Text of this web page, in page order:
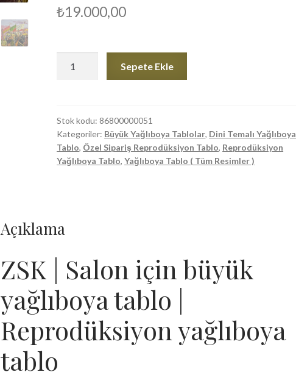
₺19.000,00
büyük
yağlıboya
tablo
|
|
x
120
adet
Sepete Ekle
Stok kodu:86800000051
Kategoriler: Büyük Yağlıboya Tablolar, Dini Temalı Yağlıboya
Tablo, Özel Sipariş Reprodüksiyon Tablo, Reprodüksiyon
Yağlıboya Tablo,Yağlıboya Tablo ( Tüm Resimler )
Açıklama
ZSK | Salon için büyük
yağlıboya tablo |
Reprodüksiyon yağlıboya
tablo